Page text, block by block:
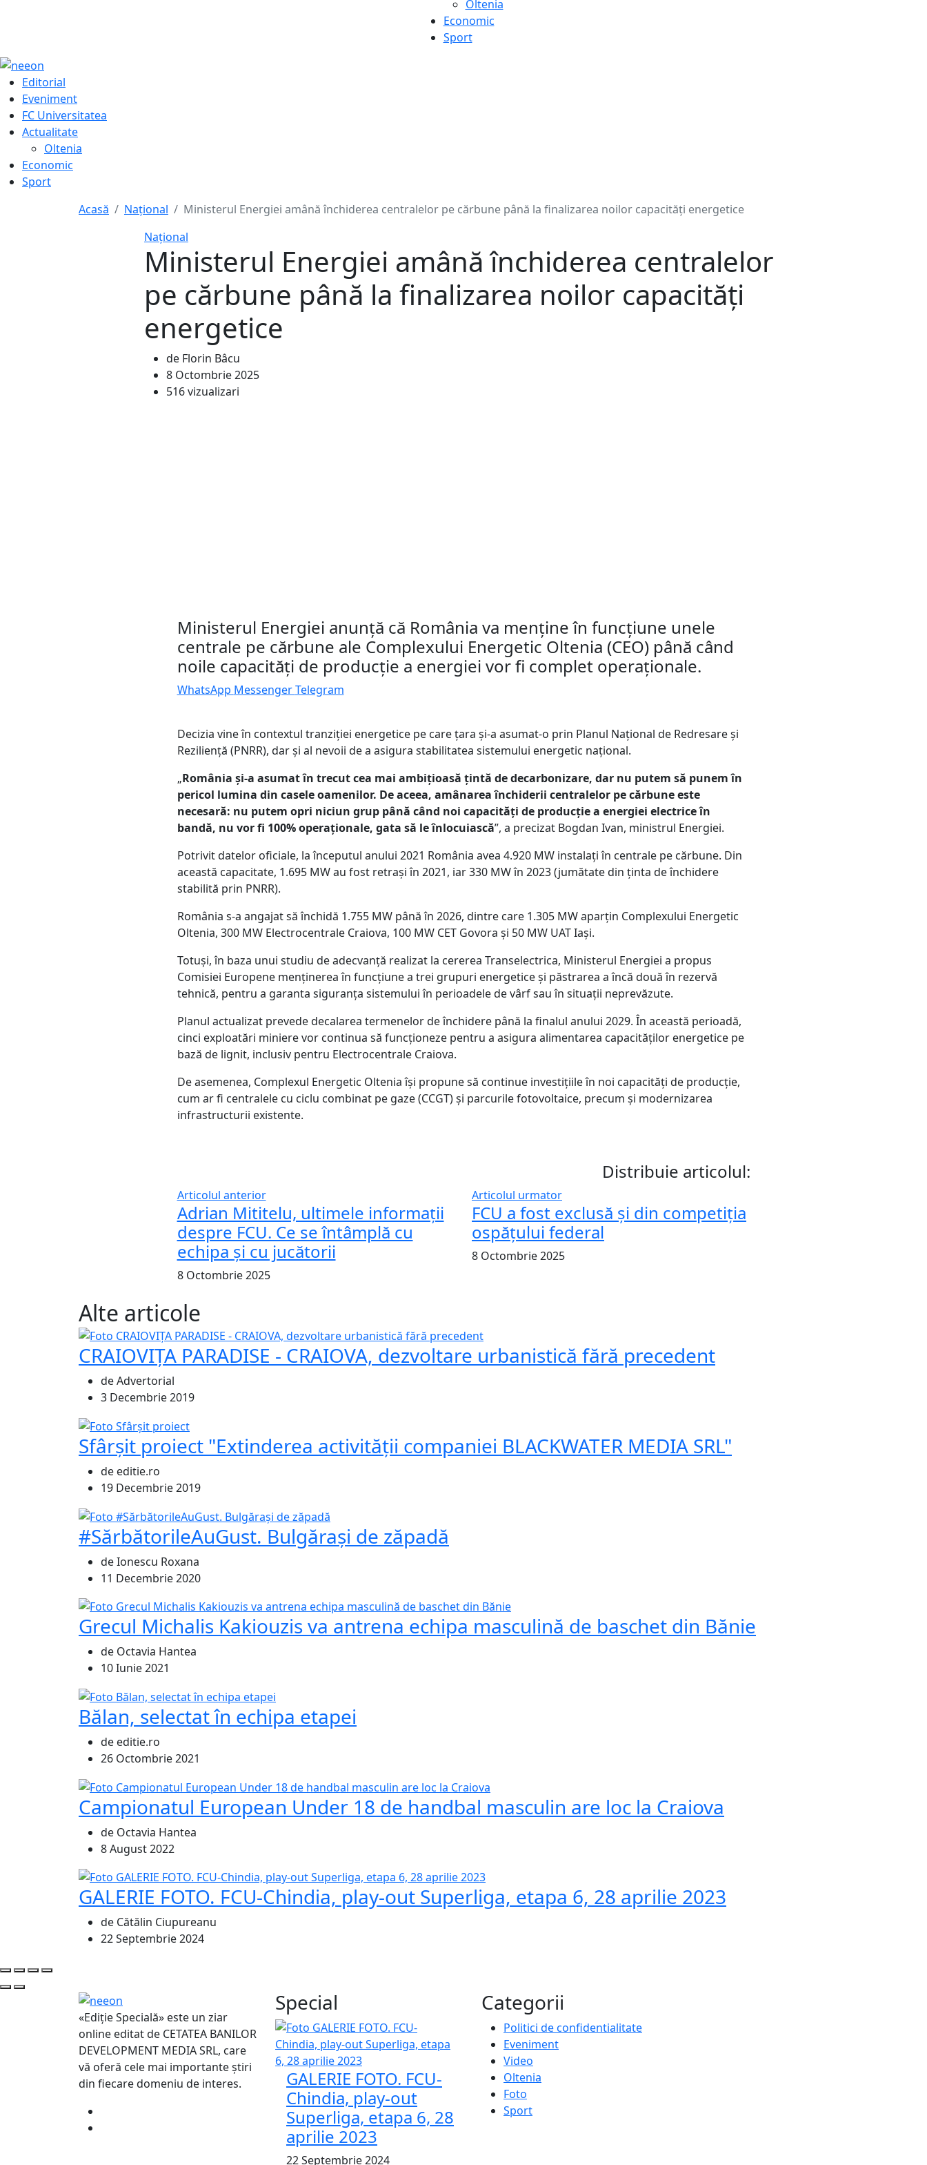
Oltenia
Economic
Sport
Editorial
Eveniment
FC Universitatea
Actualitate
Oltenia
Economic
Sport
Acasă
Naţional
Ministerul Energiei amână închiderea centralelor pe cărbune până la finalizarea noilor capacități energetice
Naţional
Ministerul Energiei amână închiderea centralelor
pe cărbune până la finalizarea noilor capacități
energetice
de Florin Bâcu
8 Octombrie 2025
516 vizualizari
Ministerul Energiei anunță că România va menține în funcțiune unele
centrale pe cărbune ale Complexului Energetic Oltenia (CEO) până când
noile capacități de producție a energiei vor fi complet operaționale.
WhatsApp MessengerTelegram
Decizia vine în contextul tranziției energetice pe care țara și-a asumat-o prin Planul Național de Redresare și
Reziliență (PNRR), dar și al nevoii de a asigura stabilitatea sistemului energetic național.
„România și-a asumat în trecut cea mai ambițioasă țintă de decarbonizare, dar nu putem să punem în
pericol lumina din casele oamenilor. De aceea, amânarea închiderii centralelor pecărbune este
necesară: nu putem opri niciun grup până când noi capacități de producție a energiei electrice în
bandă, nu vor fi 100% operaționale, gata să le înlocuiască”, a precizat Bogdan Ivan, ministrul Energiei.
Potrivit datelor oficiale, la începutul anului 2021 România avea 4.920 MW instalați în centrale pe cărbune. Din
această capacitate, 1.695 MW au fost retrași în 2021, iar 330 MW în 2023 (jumătate din ținta de închidere
stabilită prin PNRR).
România s-a angajat să închidă 1.755 MW până în 2026, dintre care 1.305 MW aparțin Complexului Energetic
Oltenia, 300 MW Electrocentrale Craiova, 100 MW CET Govora și 50 MW UAT Iași.
Totuși, în baza unui studiu de adecvanță realizat la cererea Transelectrica, Ministerul Energiei a propus
Comisiei Europene menținerea în funcțiune a trei grupuri energetice și păstrarea a încă două în rezervă
tehnică, pentru a garanta siguranța sistemului în perioadele de vârf sau în situații neprevăzute.
Planul actualizat prevede decalarea termenelor de închidere până la finalul anului 2029. În această perioadă,
cinci exploatări miniere vor continua să funcționeze pentru a asigura alimentarea capacităților energetice pe
bază de lignit, inclusiv pentru Electrocentrale Craiova.
De asemenea, Complexul Energetic Oltenia își propune să continue investițiile în noi capacități de producție,
cum ar fi centralele cu ciclu combinat pe gaze (CCGT) și parcurile fotovoltaice, precum și modernizarea
infrastructurii existente.
Distribuie articolul:
Articolul anterior
Adrian Mititelu, ultimele informații
despre FCU. Ce se întâmplă cu
echipa și cu jucătorii
8 Octombrie 2025
Articolul urmator
FCU a fost exclusă și din competiția
ospățului federal
8 Octombrie 2025
Alte articole
CRAIOVIȚA PARADISE - CRAIOVA, dezvoltare urbanistică fără precedent
de Advertorial
3 Decembrie 2019
Sfârșit proiect "Extinderea activității companiei BLACKWATER MEDIA SRL"
de editie.ro
19 Decembrie 2019
#SărbătorileAuGust. Bulgărași de zăpadă
de Ionescu Roxana
11 Decembrie 2020
Grecul Michalis Kakiouzis va antrena echipa masculină de baschet din Bănie
de Octavia Hantea
10 Iunie 2021
Bălan, selectat în echipa etapei
de editie.ro
26 Octombrie 2021
Campionatul European Under 18 de handbal masculin are loc la Craiova
de Octavia Hantea
8 August 2022
GALERIE FOTO. FCU-Chindia, play-out Superliga, etapa 6, 28 aprilie 2023
de Cătălin Ciupureanu
22 Septembrie 2024
«Ediție Specială» este un ziar
online editat de CETATEA BANILOR
DEVELOPMENT MEDIA SRL, care
vă oferă cele mai importante știri
din fiecare domeniu de interes.
Special
GALERIE FOTO. FCU-
Chindia, play-out
Superliga, etapa 6, 28
aprilie 2023
22 Septembrie 2024
Categorii
Politici de confidentialitate
Eveniment
Video
Oltenia
Foto
Sport